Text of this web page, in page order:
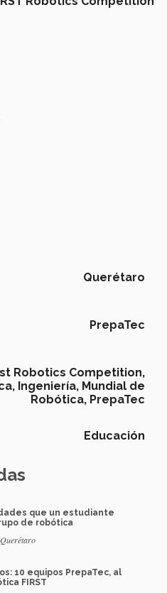
Querétaro
PrepaTec
Robotics Competition,
Ingeniería, Mundial de
Robótica, PrepaTec
Educación
que un estudiante
de robótica
10 equipos PrepaTec, al
FIRST